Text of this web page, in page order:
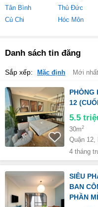
Tân Bình
Thủ Đức
Củ Chi
Hóc Môn
Danh sách tin đăng
Sắp xếp: Mặc định Mới nhất
PHÒNG
12
5.5
30m2
Quận 12,
4 tháng
SIÊU
BAN
PHẦN